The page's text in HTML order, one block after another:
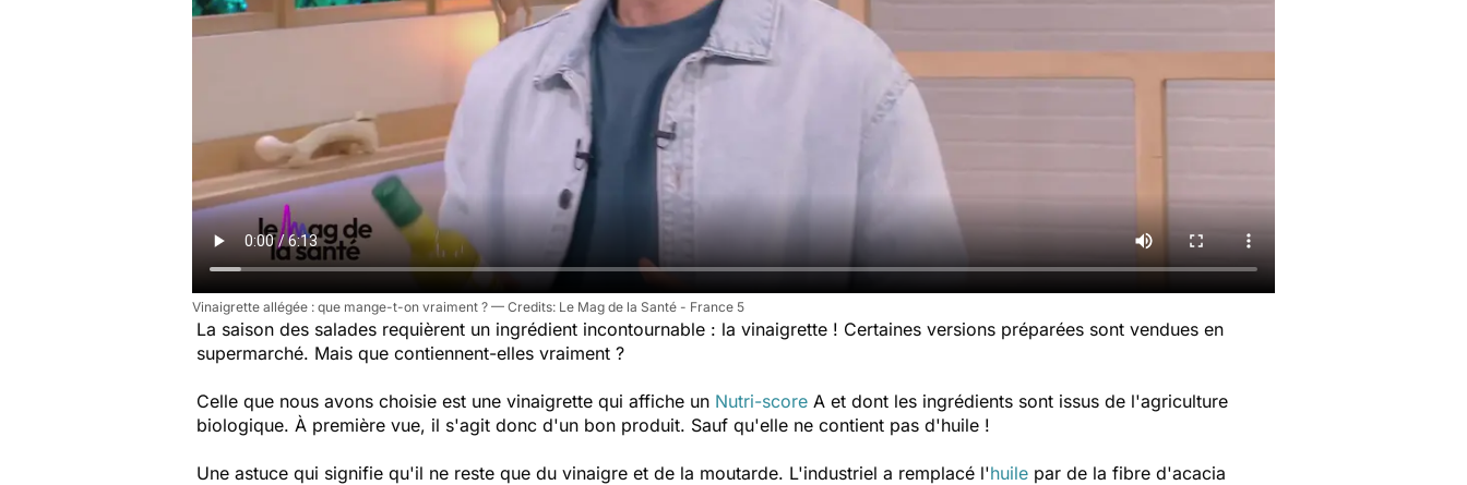
Vinaigrette allégée : que mange-t-on vraiment ? Le Mag de la Santé - France 5
La saison des salades requièrent un ingrédient incontournable : la vinaigrette ! Certaines versions préparées sont vendues en
supermarché. Mais que contiennent-elles vraiment ?
Celle que nous avons choisie est une vinaigrette qui affiche un Nutri-score A et dont les ingrédients sont issus de l'agriculture
biologique. À première vue, il s'agit donc d'un bon produit. Sauf qu'elle ne contient pas d'huile !
Une astuce qui signifie qu'il ne reste que du vinaigre et de la moutarde. L'industriel a remplacé l'huile par de la fibre d'acacia